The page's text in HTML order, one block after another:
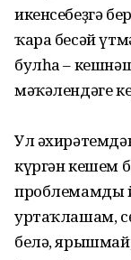
икенсебеҙгә
ҡара бесәй
булһа –
мәҡәлендәге
Ул
күргән кешем
проблемамды
уртаҡлашам,
белә,